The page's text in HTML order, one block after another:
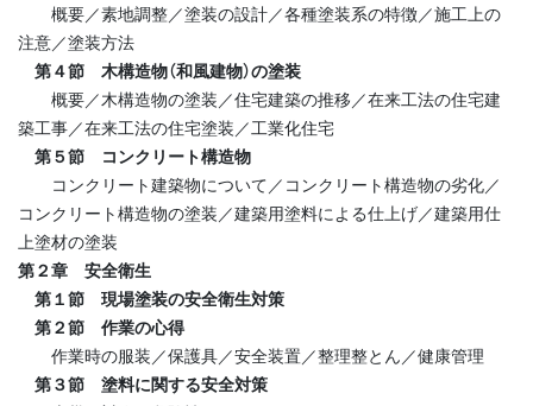
概要／素地調整／塗装の設計／各種塗装系の特徴／施工上の
注意／塗装方法
第４節 木構造物（和風建物）の塗装
概要／木構造物の塗装／住宅建築の推移／在来工法の住宅建
築工事／在来工法の住宅塗装／工業化住宅
第５節 コンクリート構造物
コンクリート建築物について／コンクリート構造物の劣化／
コンクリート構造物の塗装／建築用塗料による仕上げ／建築用仕
上塗材の塗装
第２章 安全衛生
第１節 現場塗装の安全衛生対策
第２節 作業の心得
作業時の服装／保護具／安全装置／整理整とん／健康管理
第３節 塗料に関する安全対策